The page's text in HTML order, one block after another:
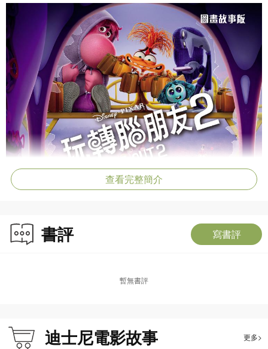
查看完整簡介
書評 寫書評
暫無書評
迪士尼電影故事 更多>